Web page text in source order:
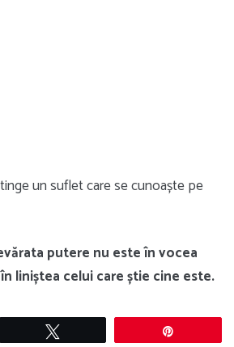
un suflet care se cunoaște pe
putere nu este în vocea
liniștea celui care știe cine este.